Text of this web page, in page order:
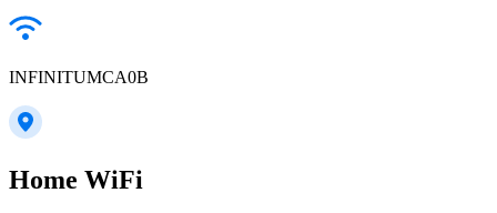
INFINITUMCA0B
Home WiFi